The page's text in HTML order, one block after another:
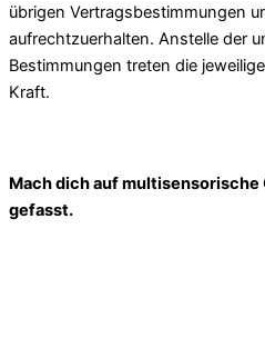
übrigen Vertragsbestimmungen
aufrechtzuerhalten. Anstelle der
Bestimmungen treten die
Kraft.
Mach dich auf
gefasst.